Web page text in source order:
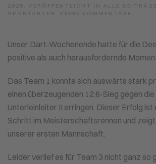
LICHT
Unser Dart-Wochenende hatte für die
positive als auch herausfordernde
Das Team 1 konnte sich auswärts stark
einen überzeugenden 12:6-Sieg gegen
Unterleinleiter II erringen. Dieser Erfolg ist
Schritt im Meisterschaftsrennen und
unserer ersten Mannschaft.
Leider verlief es für Team 3 nicht ganz so